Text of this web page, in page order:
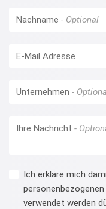
Nachname
E-Mail Adresse
Unternehmen
Ihre Nachricht
Ich erkläre mich
verwendet werden